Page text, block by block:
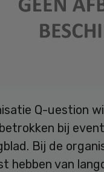
Q-uestion
bij
Bij de
hebben van